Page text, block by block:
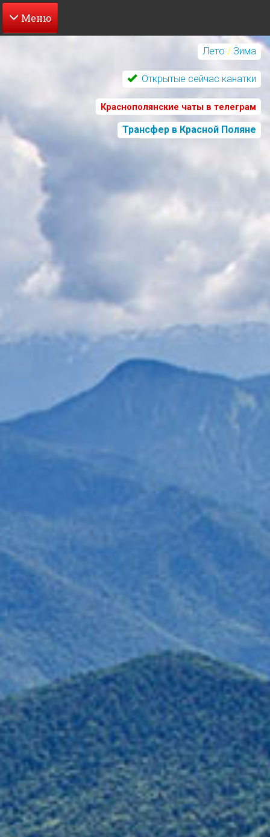
Перейти
Лето / Зима
Открытые сейчас канатки
Краснополянские чаты в телеграм
Трансфер в Красной Поляне